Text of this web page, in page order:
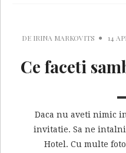
DE IRINA MARKOVITS 14
Ce faceti
Daca nu aveti nimic
invitatie. Sa ne
Hotel. Cu multe